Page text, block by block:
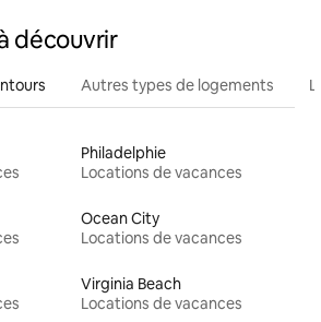
découvrir
Autres types de logements
Philadelphie
Locations de vacances
Ocean City
Locations de vacances
Virginia Beach
Locations de vacances